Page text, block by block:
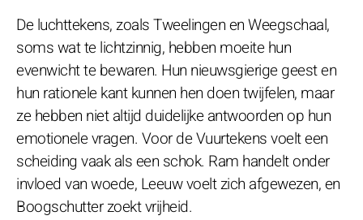
De luchttekens, zoals Tweelingen en Weegschaal,
soms wat te lichtzinnig, hebben moeite hun
evenwicht te bewaren. Hun nieuwsgierige geest en
hun rationele kant kunnen hen doen twijfelen, maar
ze hebben niet altijd duidelijke antwoorden op hun
emotionele vragen. Voor de Vuurtekens voelt een
scheiding vaak als een schok. Ram handelt onder
invloed van woede, Leeuw voelt zich afgewezen, en
Boogschutter zoekt vrijheid.